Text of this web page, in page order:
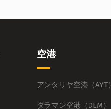
空港
アンタリヤ空港（AYT）
ダラマン空港（DLM）